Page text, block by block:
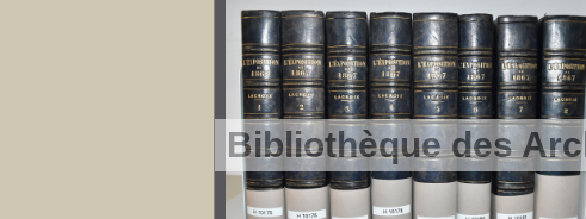
Bibliothèque des